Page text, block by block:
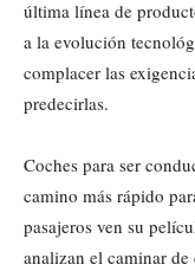
última línea de
a la evolución
complacer las
predecirlas.
Coches para ser
camino más rápido
pasajeros ven su
analizan el caminar